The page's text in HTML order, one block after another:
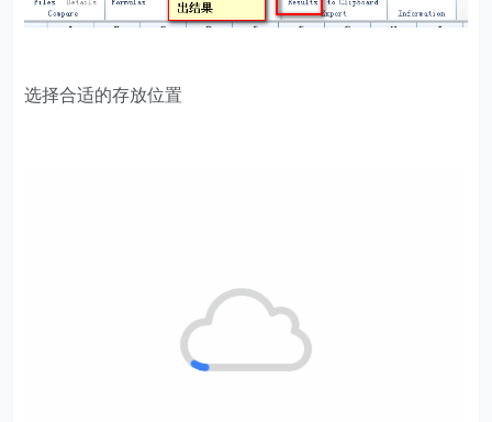
选择合适的存放位置